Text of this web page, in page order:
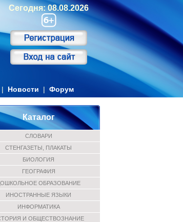
Сегодня: 08.08.2026
| Новости | Форум
Каталог
СЛОВАРИ
СТЕНГАЗЕТЫ, ПЛАКАТЫ
БИОЛОГИЯ
ГЕОГРАФИЯ
ОБРАЗОВАНИЕ
ИНОСТРАННЫЕ ЯЗЫКИ
ИНФОРМАТИКА
И ОБЩЕСТВОЗНАНИЕ